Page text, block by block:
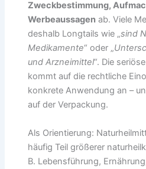
Zweckbestimmung,
Werbeaussagen ab. Viele
deshalb Longtails wie „sind
Medikamente“ oder „
und Arzneimittel“. Die
kommt auf die rechtliche
konkrete Anwendung an –
auf der Verpackung.
Als Orientierung:
häufig Teil größerer
B. Lebensführung,